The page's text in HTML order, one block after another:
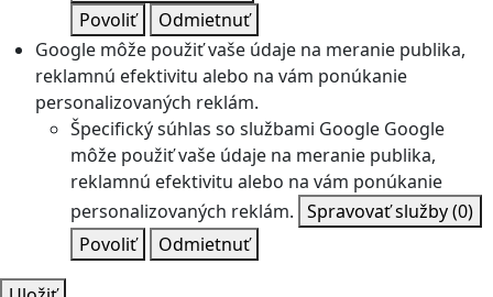
Povoliť
Odmietnuť
Google môže použiť vaše údaje na meranie publika,
reklamnú efektivitu alebo na vám ponúkanie
personalizovaných reklám.
Špecifický súhlas so službami Google Google
môže použiť vaše údaje na meranie publika,
reklamnú efektivitu alebo na vám ponúkanie
personalizovaných reklám. Spravovať služby(0)
Povoliť
Odmietnuť